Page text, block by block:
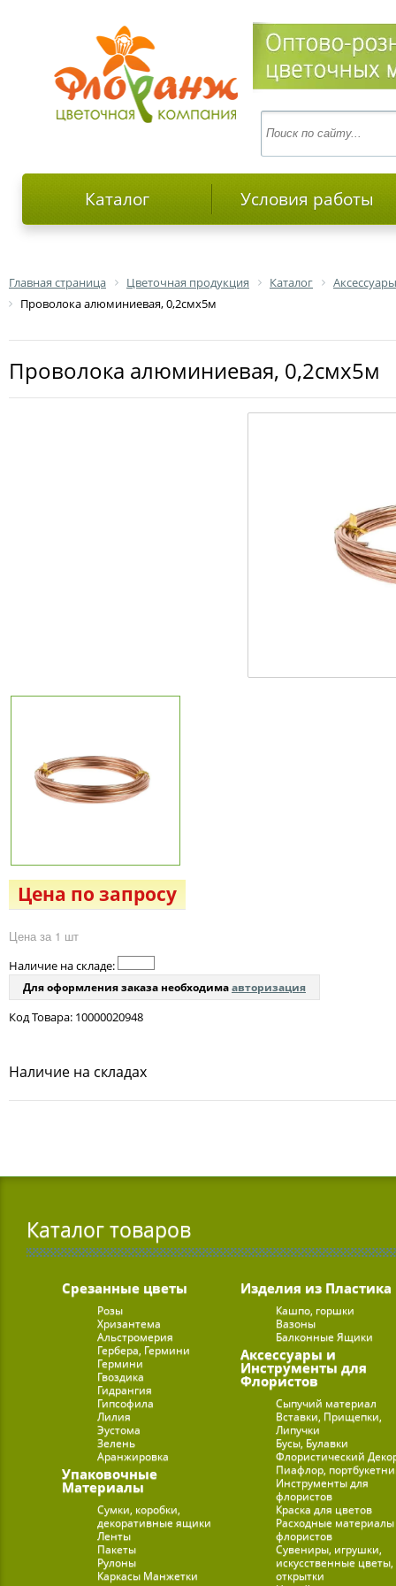
Каталог Условия работы
Главная страница Цветочная продукция Каталог
Проволока алюминиевая, 0,2смх5м
Проволока алюминиевая, 0,2смх5м
Цена по запросу
Цена за 1 шт
Наличие на складе:
Для оформления заказа необходимаавторизация
Код Товара: 10000020948
Наличие на складах
Каталог товаров
Срезанные цветы
Розы
Хризантема
Альстромерия
Гербера, Гермини
Гермини
Гвоздика
Гидрангия
Гипсофила
Лилия
Эустома
Зелень
Аранжировка
Упаковочные
Материалы
Сумки, коробки,
декоративные ящики
Ленты
Пакеты
Рулоны
Каркасы Манжетки
Изделия из Пластика
Кашпо, горшки
Вазоны
Балконные Ящики
Аксессуары и
Инструменты для
Флористов
Сыпучий материал
Вставки, Прищепки,
Липучки
Бусы, Булавки
Флористический
Пиафлор,
Инструменты для
флористов
Краска для цветов
Расходные
флористов
Сувениры, игрушки,
искусственные цветы,
открытки